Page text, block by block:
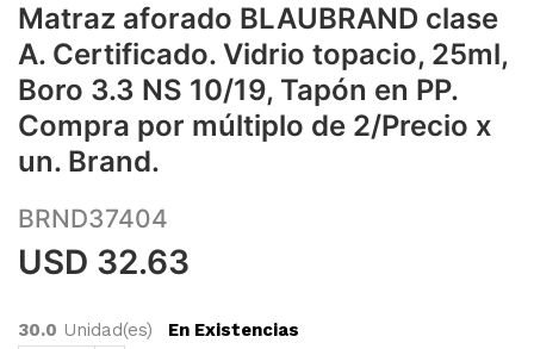
Matraz aforado BLAUBRAND clase
A. Certificado. Vidrio topacio, 25ml,
Boro 3.3 NS 10/19, Tapón en PP.
Compra por múltiplo de 2/Precio x
un. Brand.
BRND37404
USD 32.63
30.0 Unidad(es) En Existencias